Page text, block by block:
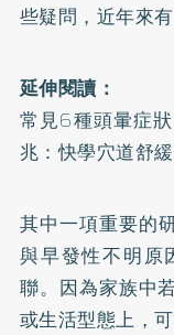
些疑問，近年來
延伸閱讀：
常見6種頭暈症
兆：快學穴道舒
其中一項重要的
與早發性不明原
聯。因為家族中
或生活型態上，